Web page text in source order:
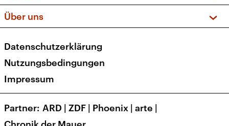
Apps
Newsletter
Veranstaltungen
Social Media
Über uns
Presse
Karriere
Transparenz
Datenschutzerklärung
Nutzungsbedingungen
Impressum
Partner ARD | ZDF | Phoenix | arte |